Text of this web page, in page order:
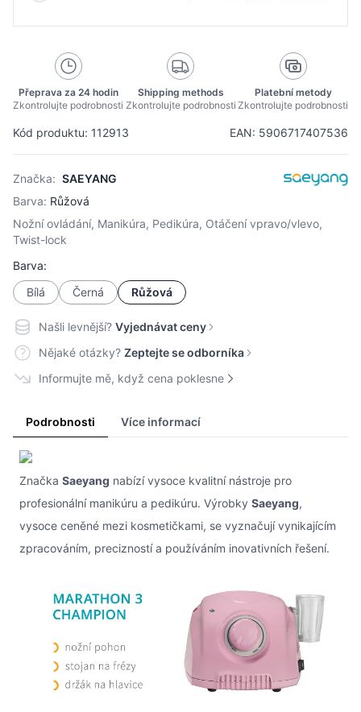
Kód produktu: 112913 EAN: 5906717407536
Značka: SAEYANG
Barva: Růžová
Nožní ovládání, Manikúra, Pedikúra, Otáčení vpravo/vlevo,
Twist-lock
Barva:
Bílá
Černá Růžová
Přeprava za 24 hodin
Zkontrolujte podrobnosti
Shipping methods
Zkontrolujte podrobnosti
Platební metody
Zkontrolujte podrobnosti
Našli levnější? Vyjednávat ceny
Nějaké otázky? Zeptejte se odborníka
Informujte mě, když cena poklesne
Podrobnosti Více informací
Značka Saeyang nabízí vysoce kvalitní nástroje pro
profesionální manikúru a pedikúru. Výrobky Saeyang,
vysoce ceněné mezi kosmetičkami, se vyznačují vynikajícím
zpracováním, precizností a používáním inovativních řešení.